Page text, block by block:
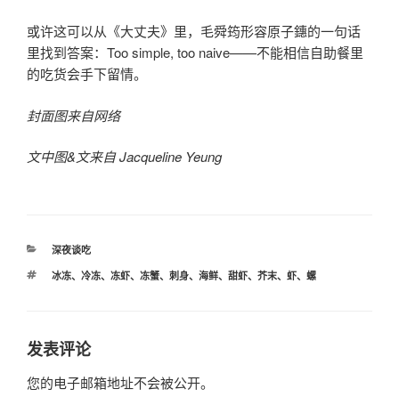
或许这可以从《大丈夫》里，毛舜筠形容原子鏸的一句话
里找到答案：Too simple, too naive——不能相信自助餐里
的吃货会手下留情。
封面图来自网络
文中图&文来自 Jacqueline Yeung
分
深夜谈吃
标
冰冻、 冷冻、 冻虾、 冻蟹、 刺身、 海鲜、 甜虾、 芥末、 虾、 螺
发表评论
您的电子邮箱地址不会被公开。